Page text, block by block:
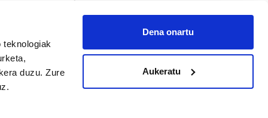
duzu. Zure
Dena onartu
Aukeratu